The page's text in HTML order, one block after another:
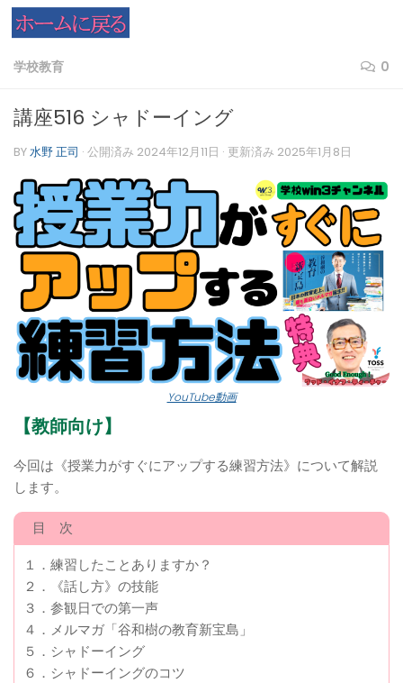
コンテンツへスキップ
学校教育 0
講座516 シャドーイング
BY水野 正司 · 公開済み 2024年12月11日 · 更新済み 2025年1月8日
YouTube動画
【教師向け】
今回は《授業力がすぐにアップする練習方法》について解説
します。
目 次
１．練習したことありますか？
２．《話し方》の技能
３．参観日での第一声
４．メルマガ「谷和樹の教育新宝島」
５．シャドーイング
６．シャドーイングのコツ